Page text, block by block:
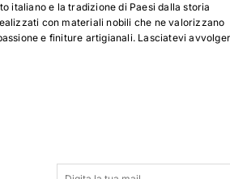
italiano e la tradizione di Paesi dalla storia
con materiali nobili che ne valorizzano
e finiture artigianali. Lasciatevi